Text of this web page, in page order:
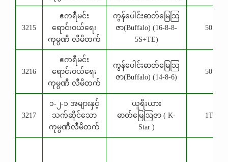
3215
ဧကရီမင်း
ရောင်းဝယ်ရေး
ကုမ္ပဏီ လီမိတက်
ကွန်ပေါင်းဓာတ်မြေသြ
ဇာ(Buffalo) (16-8-8-
5S+TE)
50 Kg
3216
ဧကရီမင်း
ရောင်းဝယ်ရေး
ကုမ္ပဏီ လီမိတက်
ကွန်ပေါင်းဓာတ်မြေသြ
ဇာ(Buffalo) (14-8-6)
50 Kg
3217
၁-၂-၁ အများနှင့်
သက်ဆိုင်သော
ကုမ္ပဏီလီမိတက်
ယူရီးယား
ဓာတ်မြေဩဇာ ( K-
Star )
1TNE